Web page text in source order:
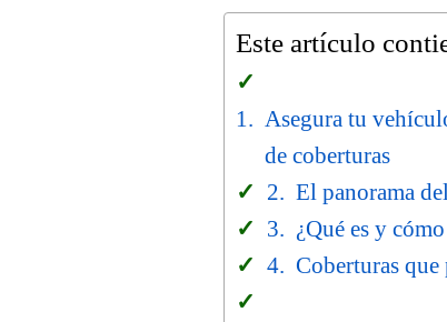
Este artículo
Asegura tu
de coberturas
El panorama
¿Qué es y
Coberturas